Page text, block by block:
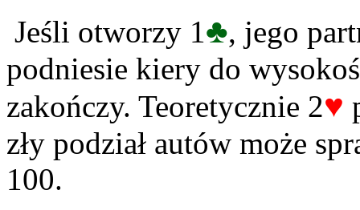
Jeśli otworzy 1♣, jego
podniesie kiery do
zakończy. Teoretycznie 2♥
zły podział autów może
100.